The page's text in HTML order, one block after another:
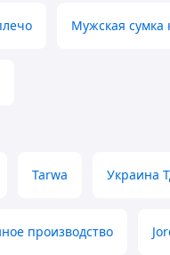
Мужская сумка
Tarwa Украина
производство